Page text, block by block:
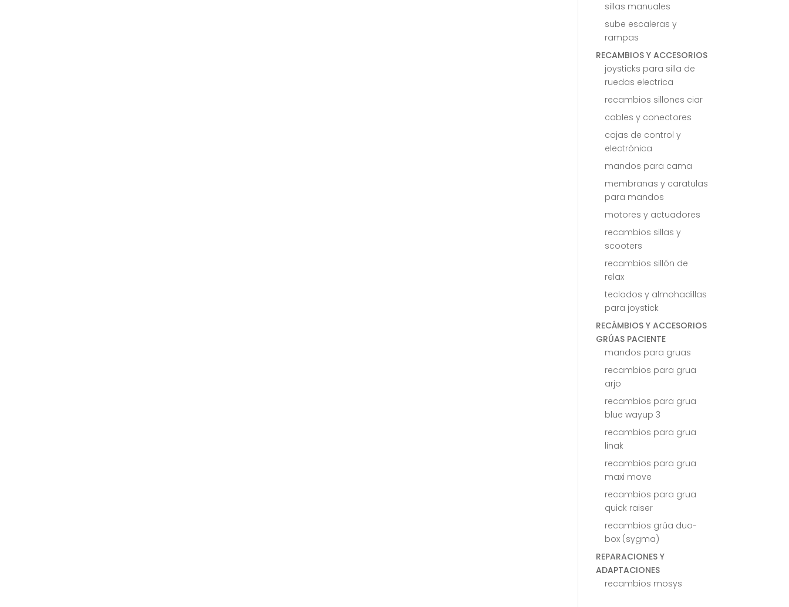
sillas manuales
sube escaleras y
rampas
RECAMBIOS Y ACCESORIOS
joysticks para silla de
ruedas electrica
recambios sillones ciar
cables y conectores
cajas de control y
electrónica
mandos para cama
membranas y caratulas
para mandos
motores y actuadores
recambios sillas y
scooters
recambios sillón de
relax
teclados y almohadillas
para joystick
RECÁMBIOS Y ACCESORIOS
GRÚAS PACIENTE
mandos para gruas
recambios para grua
arjo
recambios para grua
blue wayup 3
recambios para grua
linak
recambios para grua
maxi move
recambios para grua
quick raiser
recambios grúa duo-
box (sygma)
REPARACIONES Y
ADAPTACIONES
recambios mosys